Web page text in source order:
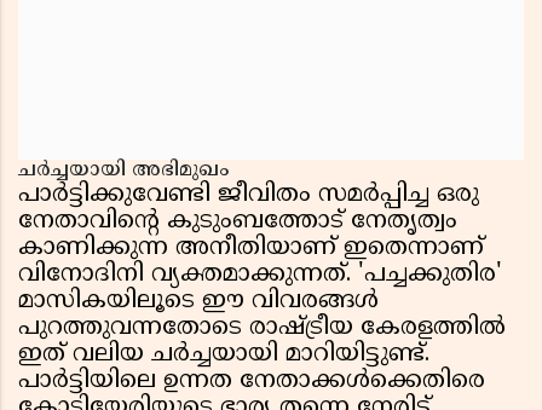
ചർച്ചയായി അഭിമുഖം
പാർട്ടിക്കുവേണ്ടി ജീവിതം സമർപ്പിച്ച ഒരു
നേതാവിന്റെ കുടുംബത്തോട് നേതൃത്വം
കാണിക്കുന്ന അനീതിയാണ് ഇതെന്നാണ്
വിനോദിനി വ്യക്തമാക്കുന്നത്. 'പച്ചക്കുതിര'
മാസികയിലൂടെ ഈ വിവരങ്ങൾ
പുറത്തുവന്നതോടെ രാഷ്ട്രീയ കേരളത്തിൽ
ഇത് വലിയ ചർച്ചയായി മാറിയിട്ടുണ്ട്.
പാർട്ടിയിലെ ഉന്നത നേതാക്കൾക്കെതിരെ